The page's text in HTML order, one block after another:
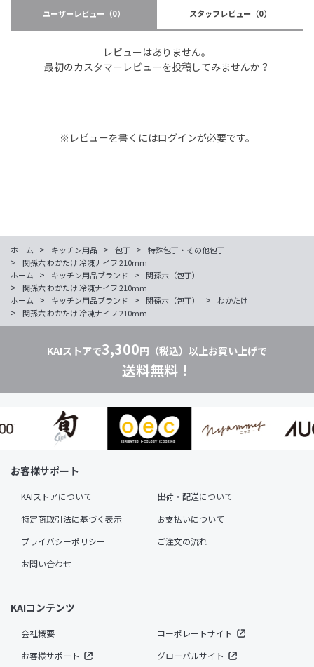
ユーザーレビュー （0） スタッフレビュー （0）
レビューはありません。
最初のカスタマーレビューを投稿してみませんか？
※レビューを書くにはログインが必要です。
ホーム > キッチン用品 > 包丁 > 特殊包丁・その他包丁
>
関孫六 わかたけ 冷凍ナイフ 210mm
ホーム
> キッチン用品ブランド > 関孫六（包丁）
>
関孫六 わかたけ 冷凍ナイフ 210mm
ホーム
> キッチン用品ブランド > 関孫六（包丁） > わかたけ
> 関孫六 わかたけ 冷凍ナイフ 210mm
KAIストアで3,300円（税込）以上お買い上げで
送料無料！
お客様サポート
KAIストアについて
出荷・配送について
特定商取引法に基づく表示
お支払いについて
プライバシーポリシー
ご注文の流れ
お問い合わせ
KAIコンテンツ
会社概要
コーポレートサイト
お客様サポート
グローバルサイト